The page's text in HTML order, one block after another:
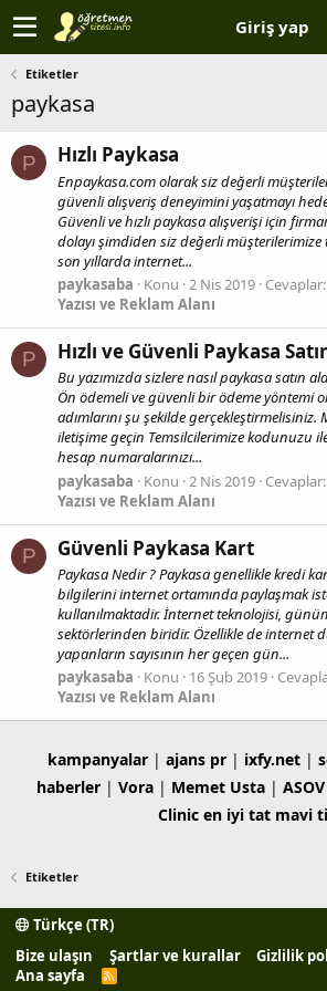
Giriş yap
Etiketler
paykasa
P Hızlı Paykasa
Enpaykasa.com olarak siz değerli
güvenli alışveriş deneyimini yaşatmayı
Güvenli ve hızlı paykasa alışverişi için
dolayı şimdiden siz değerli müşterilerimize
son yıllarda internet...
paykasaba
Konu 2 Nis 2019
Yazısı ve Reklam Alanı
P Hızlı ve Güvenli Paykasa
Bu yazımızda sizlere nasıl paykasa satın
Ön ödemeli ve güvenli bir ödeme yöntemi
adımlarını şu şekilde
iletişime geçin Temsilcilerimize kodunuzu
hesap numaralarınızı...
paykasaba
Konu 2 Nis 2019
Yazısı ve Reklam Alanı
P Güvenli Paykasa Kart
Paykasa Nedir ? Paykasa genellikle kredi
bilgilerini internet ortamında paylaşmak
kullanılmaktadir. İnternet teknolojisi,
sektörlerinden biridir. Özellikle de internet
yapanların sayısının her geçen gün...
paykasaba
Konu 16 Şub 2019
Yazısı ve Reklam Alanı
kampanyalar| ajans pr| ixfy.net|
haberler| Vora| Memet Usta| ASOV
Clinic en iyi tat mavi
Etiketler
Türkçe (TR)
Bize ulaşın
Şartlar ve kurallar Gizlilik
Ana sayfa
R